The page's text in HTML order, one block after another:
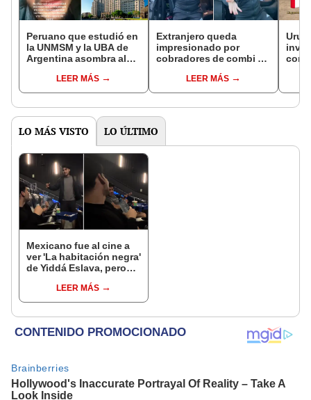
Peruano que estudió en
la UNMSM y la UBA de
Argentina asombra al
entre ambas
LEER MÁS
Extranjero queda
impresionado por
cobradores de combi en
imitarlos: “Sube, sube”
LEER MÁS
LO MÁS VISTO LO ÚLTIMO
Mexicano fue al cine a
ver 'La habitación negra'
de Yiddá Eslava, pero
esperaba: "Va diferente
a lo que me imaginaba"
LEER MÁS